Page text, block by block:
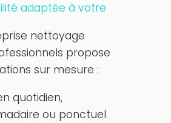
adaptée à votre
nettoyage
propose
sur mesure :
quotidien,
ou ponctuel